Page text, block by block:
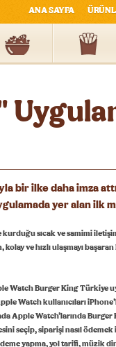
ANA SAYFA
bir ilke daha imza
yer alan
sıcak ve samimi
ve hızlı ulaşmayı
Watch Burger King Türkiye
Watch kullanıcıları
Watch’larında Burger
seçip, siparişi nasıl
yapma, yol tarifi, müzik